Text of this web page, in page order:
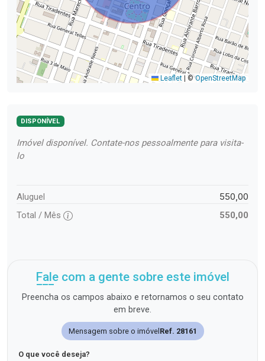
Leaflet ©OpenStreetMap
DISPONÍVEL
Imóvel disponível. Contate-nos pessoalmente para visita-
lo
Aluguel 550,00
Total / Mês 550,00
Fale com a gente sobre este imóvel
Preencha os campos abaixo e retornamos o seu contato
em breve.
Mensagem sobre o imóvel Ref. 28161
O que você deseja?